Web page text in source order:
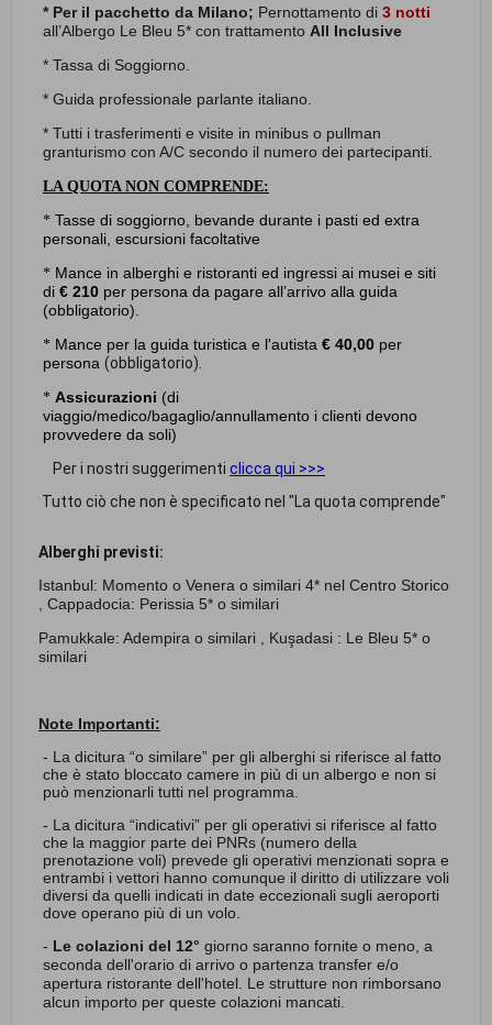
*Per il pacchetto da Milano; Pernottamento di 3 notti
all’Albergo Le Bleu 5* con trattamento All Inclusive
* Tassa di Soggiorno.
* Guida professionale parlante italiano.
* Tutti i trasferimenti e visite in minibus o pullman
granturismo con A/C secondo il numero dei partecipanti.
LA QUOTA NON COMPRENDE:
* Tasse di soggiorno, bevande durante i pasti ed extra
personali, escursioni facoltative
* Mance in alberghi e ristoranti ed ingressi ai musei e siti
di € 210 per persona da pagare all’arrivo alla guida
(obbligatorio).
* Mance per la guida turistica e l'autista € 40,00 per
persona (obbligatorio).
* Assicurazioni (di
viaggio/medico/bagaglio/annullamento i clienti devono
provvedere da soli)
Per i nostri suggerimenti clicca qui >>>
Tutto ciò che non è specificato nel "La quota comprende"
Alberghi previsti:
Istanbul: Momento o Venera o similari 4* nel Centro Storico
, Cappadocia: Perissia 5* o similari
Pamukkale: Adempira o similari , Kuşadasi : Le Bleu 5* o
similari
Note Importanti:
- La dicitura “o similare” per gli alberghi si riferisce al fatto
che è stato bloccato camere in più di un albergo e non si
può menzionarli tutti nel programma.
- La dicitura “indicativi” per gli operativi si riferisce al fatto
che la maggior parte dei PNRs (numero della
prenotazione voli) prevede gli operativi menzionati sopra e
entrambi i vettori hanno comunque il diritto di utilizzare voli
diversi da quelli indicati in date eccezionali sugli aeroporti
dove operano più di un volo.
- Le colazioni del 12° giorno saranno fornite o meno, a
seconda dell'orario di arrivo o partenza transfer e/o
apertura ristorante dell'hotel. Le strutture non rimborsano
alcun importo per queste colazioni mancati.